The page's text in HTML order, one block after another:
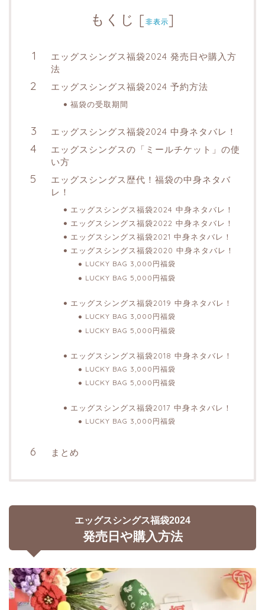
もくじ [非表示]
エッグスシングス福袋2024 発売日や購入方
法
エッグスシングス福袋2024 予約方法
福袋の受取期間
エッグスシングス福袋2024 中身ネタバレ！
エッグスシングスの「ミールチケット」の使
い方
エッグスシングス歴代！福袋の中身ネタバ
レ！
エッグスシングス福袋2024 中身ネタバレ！
エッグスシングス福袋2022 中身ネタバレ！
エッグスシングス福袋2021 中身ネタバレ！
エッグスシングス福袋2020 中身ネタバレ！
LUCKY BAG 3,000円福袋
LUCKY BAG 5,000円福袋
エッグスシングス福袋2019 中身ネタバレ！
LUCKY BAG 3,000円福袋
LUCKY BAG 5,000円福袋
エッグスシングス福袋2018 中身ネタバレ！
LUCKY BAG 3,000円福袋
LUCKY BAG 5,000円福袋
エッグスシングス福袋2017 中身ネタバレ！
LUCKY BAG 3,000円福袋
まとめ
エッグスシングス福袋2024
発売日や購入方法